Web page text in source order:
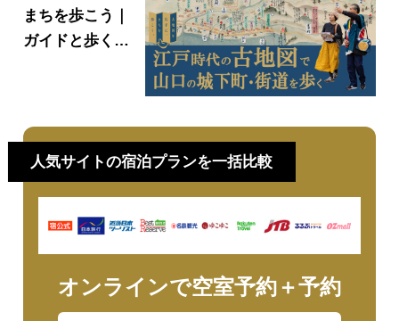
まちを歩こう｜
ガイドと歩く山
人気サイトの宿泊プランを一括比較
オンラインで空室予約＋予約